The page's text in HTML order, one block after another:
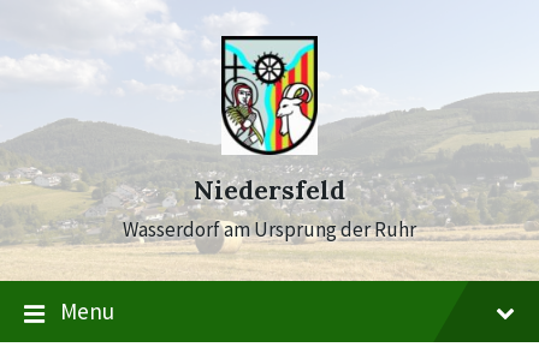
content
main
navigation
footer
Niedersfeld
Wasserdorf am Ursprung der Ruhr
Menu